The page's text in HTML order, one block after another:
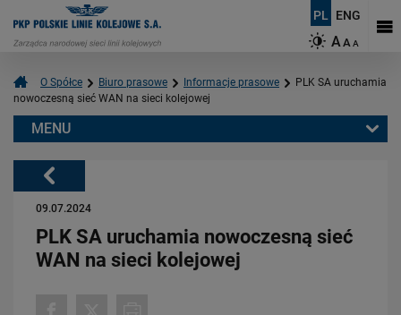
PL ENG
AAA
O Spółce Biuro prasowe Informacje prasowe
PLK SA uruchamia
nowoczesną sieć WAN na sieci kolejowej
Powrót
09.07.2024
PLK SA uruchamia nowoczesną sieć
WAN na sieci kolejowej
MENU